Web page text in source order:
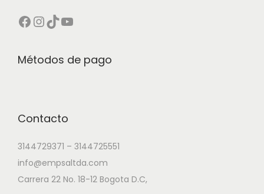
Métodos de pago
Contacto
3144729371 – 3144725551
info@empsaltda.com
Carrera 22 No. 18-12 Bogota D.C,